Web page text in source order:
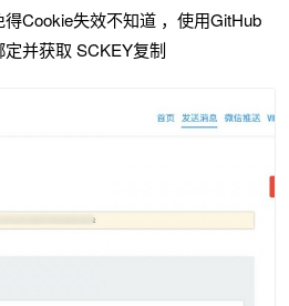
Cookie失效不知道 ，使用GitHub
定并获取 SCKEY复制